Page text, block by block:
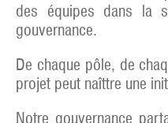
des équipes dans la
gouvernance.
De chaque pôle, de
projet peut naîttre une
Notre gouvernance